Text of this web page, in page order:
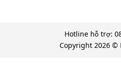
Hotline hỗ trợ:
Copyright 2026 ©